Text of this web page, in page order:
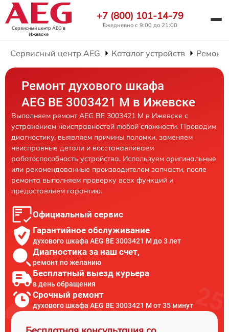
Сервисный центр AEG в
Ижевске
+7 (800) 101-14-79
Ежедневно с 9:00 до 21:00
Сервисный центр AEG Каталог устройств
Ремонт духового шкафа
AEG BE 3003421 M в Ижевске
Выполняем ремонт AEG BE 3003421 M в Ижевске с
устранением неисправностей любой сложности. Проводим
диагностику, выявляем причины поломки, заменяем
неисправные детали и восстанавливаем
работоспособность устройства. Используем оригинальные
или рекомендованные производителем запчасти, после
ремонта выполняем проверку всех функций и
предоставляем гарантию.
Официальный сервис
Гарантийное обслуживание
духового шкафа AEG BE 3003421 M до 3 лет
Диагностика за наш счет,
ремонт по желанию
Бесплатный выезд курьера
в день обращения
Срочный ремонт
духового шкафа AEG BE 3003421 M от 35 минут